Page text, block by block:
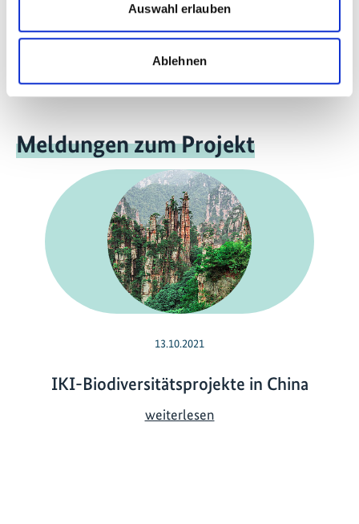
Auswahl erlauben
Ablehnen
ihren Projekten finden Sie in unserem
Publikationsbereich.
Meldungen zum Projekt
13.10.2021
IKI-Biodiversitätsprojekte in China
weiterlesenI